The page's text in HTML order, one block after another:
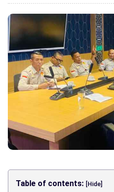
Table of contents: [Hide]